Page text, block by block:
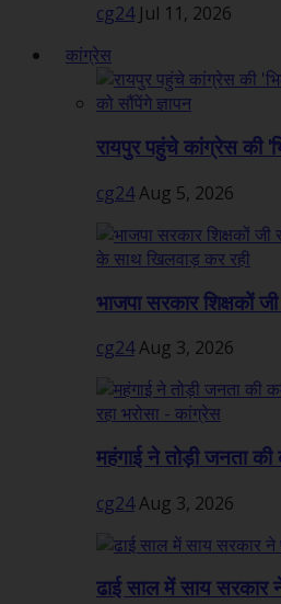
cg24 Jul 11, 2026
कांग्रेस
रायपुर पहुंचे कांग्रेस की
cg24Aug 5, 2026
भाजपा सरकार शिक्षकों
cg24Aug 3, 2026
महंगाई ने तोड़ी जनता
cg24Aug 3, 2026
ढाई साल में साय सरकार